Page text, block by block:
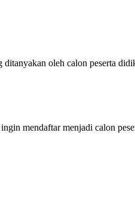
ditanyakan oleh calon peserta
mendaftar menjadi calon